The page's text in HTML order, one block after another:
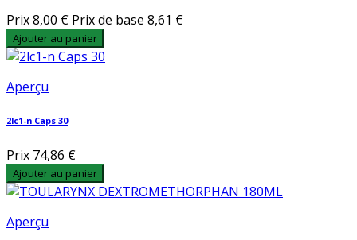
Prix8,00 € Prix de base 8,61 €
Ajouter au panier
Aperçu
2lc1-n Caps 30
Prix 74,86 €
Ajouter au panier
Aperçu